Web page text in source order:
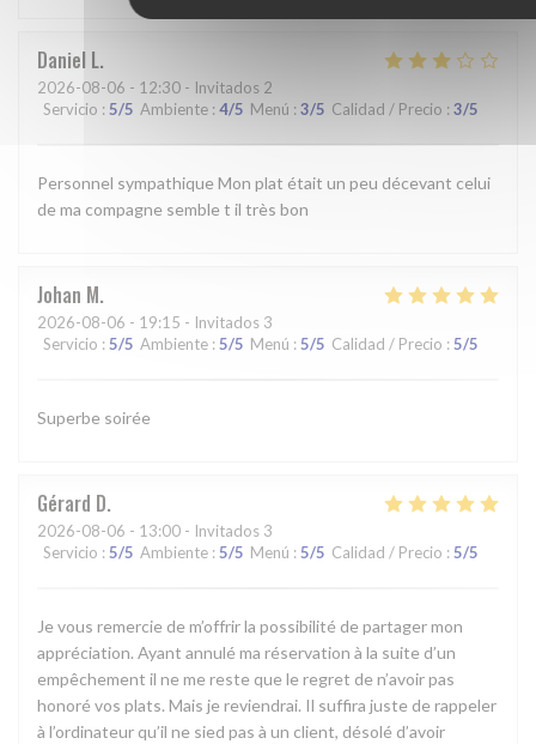
Daniel L
2026-08-06 - 12:30 - Invitados 2
Servicio : 5/5 Ambiente : 4/5 Menú : 3/5 Calidad / Precio : 3/5
Personnel sympathique Mon plat était un peu décevant celui
de ma compagne semble t il très bon
Johan M
2026-08-06 - 19:15 - Invitados 3
Servicio : 5/5 Ambiente : 5/5 Menú : 5/5 Calidad / Precio : 5/5
Superbe soirée
Gérard D
2026-08-06 - 13:00 - Invitados 3
Servicio : 5/5 Ambiente : 5/5 Menú : 5/5 Calidad / Precio : 5/5
Je vous remercie de m’offrir la possibilité de partager mon
appréciation. Ayant annulé ma réservation à la suite d’un
empêchement il ne me reste que le regret de n’avoir pas
honoré vos plats. Mais je reviendrai. Il suffira juste de rappeler
à l’ordinateur qu’il ne sied pas à un client, désolé d’avoir